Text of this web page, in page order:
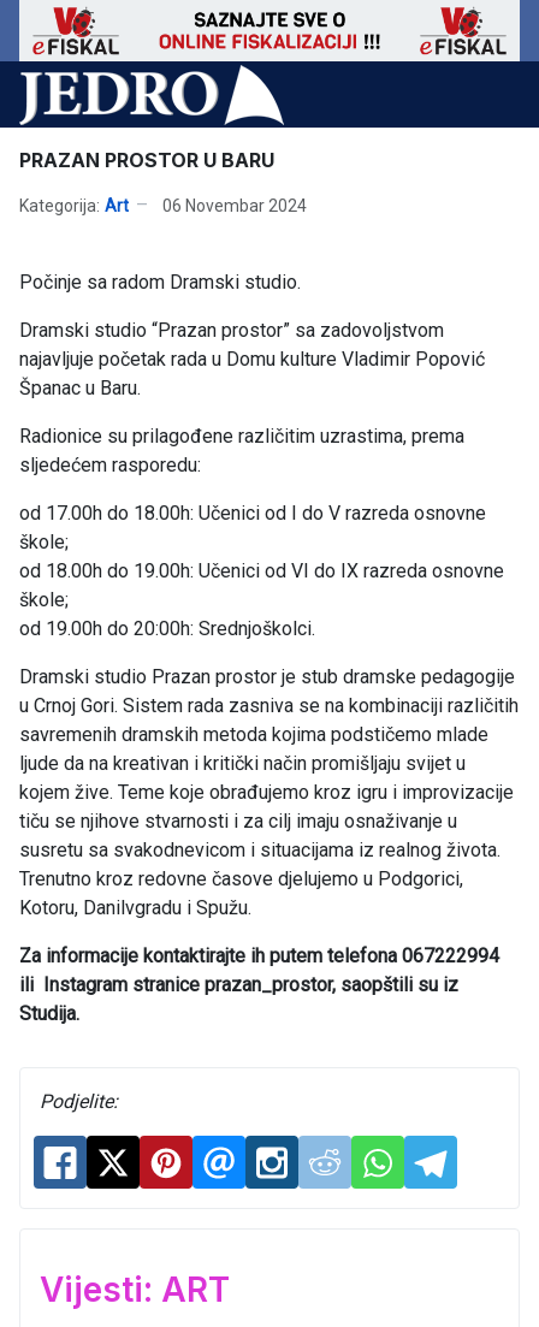
PRAZAN PROSTOR U BARU
Kategorija: Art 06 Novembar 2024
Počinje sa radom Dramski studio.
Dramski studio “Prazan prostor” sa zadovoljstvom
najavljuje početak rada u Domu kulture Vladimir Popović
Španac u Baru.
Radionice su prilagođene različitim uzrastima, prema
sljedećem rasporedu:
od 17.00h do 18.00h: Učenici od I do V razreda osnovne
škole;
od 18.00h do 19.00h: Učenici od VI do IX razreda osnovne
škole;
od 19.00h do 20:00h: Srednjoškolci.
Dramski studio Prazan prostor je stub dramske pedagogije
u Crnoj Gori. Sistem rada zasniva se na kombinaciji različitih
savremenih dramskih metoda kojima podstičemo mlade
ljude da na kreativan i kritički način promišljaju svijet u
kojem žive. Teme koje obrađujemo kroz igru i improvizacije
tiču se njihove stvarnosti i za cilj imaju osnaživanje u
susretu sa svakodnevicom i situacijama iz realnog života.
Trenutno kroz redovne časove djelujemo u Podgorici,
Kotoru, Danilvgradu i Spužu.
Za informacije kontaktirajte ih putem telefona 067222994
ili Instagram stranice prazan_prostor, saopštili su iz
Studija.
Podjelite:
Vijesti: ART